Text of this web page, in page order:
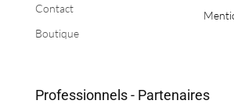
Contact
Boutique
Professionnels - Partenaires